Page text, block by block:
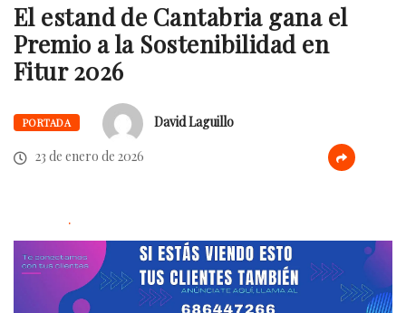
El estand de Cantabria gana el
Premio a la Sostenibilidad en
Fitur 2026
PORTADA
David Laguillo
23 de enero de 2026
.